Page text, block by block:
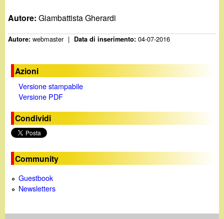
Autore:Giambattista Gherardi
Autore:webmaster | Data di inserimento:04-07-2016
Azioni
Versione stampabile
Versione PDF
Condividi
Community
Guestbook
Newsletters